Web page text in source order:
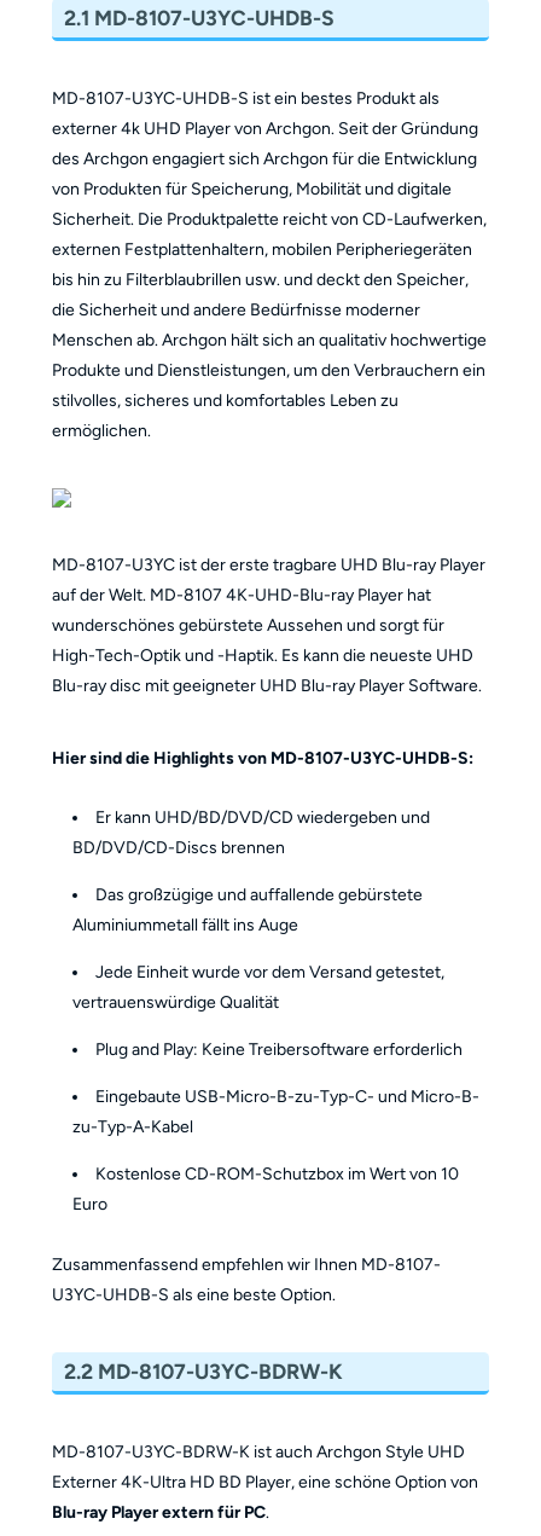
2.1 MD-8107-U3YC-UHDB-S
MD-8107-U3YC-UHDB-S ist ein bestes Produkt als
externer 4k UHD Player von Archgon. Seit der Gründung
des Archgon engagiert sich Archgon für die Entwicklung
von Produkten für Speicherung, Mobilität und digitale
Sicherheit. Die Produktpalette reicht von CD-Laufwerken,
externen Festplattenhaltern, mobilen Peripheriegeräten
bis hin zu Filterblaubrillen usw. und deckt den Speicher,
die Sicherheit und andere Bedürfnisse moderner
Menschen ab. Archgon hält sich an qualitativ hochwertige
Produkte und Dienstleistungen, um den Verbrauchern ein
stilvolles, sicheres und komfortables Leben zu
ermöglichen.
MD-8107-U3YC ist der erste tragbare UHD Blu-ray Player
auf der Welt. MD-8107 4K-UHD-Blu-ray Player hat
wunderschönes gebürstete Aussehen und sorgt für
High-Tech-Optik und -Haptik. Es kann die neueste UHD
Blu-ray disc mit geeigneter UHD Blu-ray Player Software.
Hier sind die Highlights von MD-8107-U3YC-UHDB-S:
Er kann UHD/BD/DVD/CD wiedergeben und
BD/DVD/CD-Discs brennen
Das großzügige und auffallende gebürstete
Aluminiummetall fällt ins Auge
Jede Einheit wurde vor dem Versand getestet,
vertrauenswürdige Qualität
Plug and Play: Keine Treibersoftware erforderlich
Eingebaute USB-Micro-B-zu-Typ-C- und Micro-B-
zu-Typ-A-Kabel
Kostenlose CD-ROM-Schutzbox im Wert von 10
Euro
Zusammenfassend empfehlen wir Ihnen MD-8107-
U3YC-UHDB-S als eine beste Option.
2.2 MD-8107-U3YC-BDRW-K
MD-8107-U3YC-BDRW-K ist auch Archgon Style UHD
Externer 4K-Ultra HD BD Player, eine schöne Option von
Blu-ray Player extern für PC.